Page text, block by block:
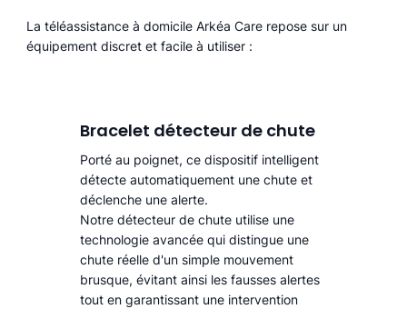
La téléassistance à domicile Arkéa Care repose sur un
équipement discret et facile à utiliser :
Bracelet détecteur de chute
Porté au poignet, ce dispositif intelligent
détecte automatiquement une chute et
déclenche une alerte.​
Notre détecteur de chute utilise une
technologie avancée qui distingue une
chute réelle d'un simple mouvement
brusque, évitant ainsi les fausses alertes
tout en garantissant une intervention